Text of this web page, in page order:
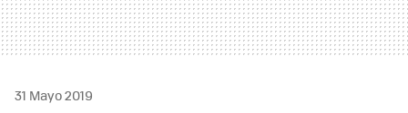
31 Mayo 2019